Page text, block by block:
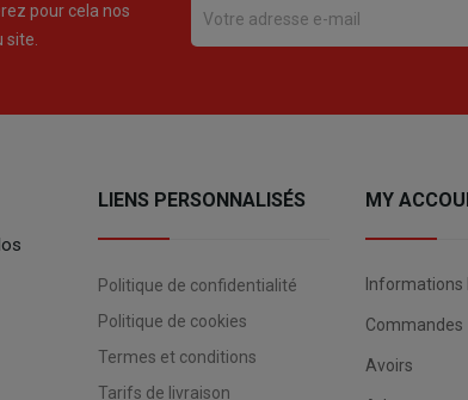
pour cela nos
site.
LIENS PERSONNALISÉS
Politique de confidentialité
Politique de cookies
Termes et conditions
Tarifs de livraison
MY
Informations
Commandes
Avoirs